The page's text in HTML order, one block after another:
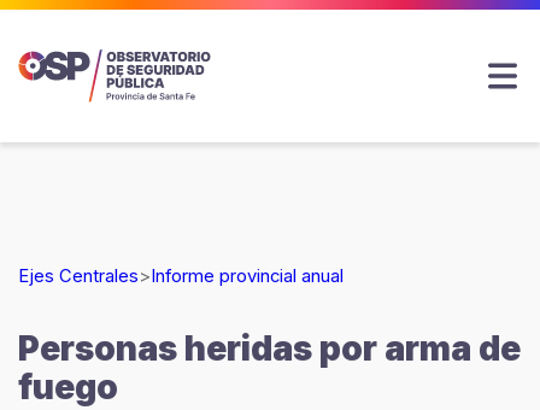
Ejes Centrales>Informe provincial anual
Personas heridas por arma de
fuego